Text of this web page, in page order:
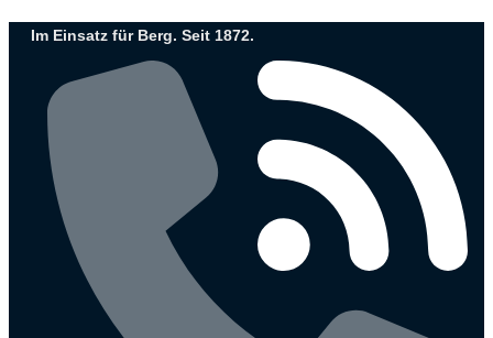
InhaltIm Einsatz für Berg. Seit 1872.